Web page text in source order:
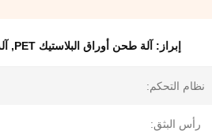
إبراز: آلة طحن أوراق البلاستيك PET ,
نظام التحكم:
رأس البثق: